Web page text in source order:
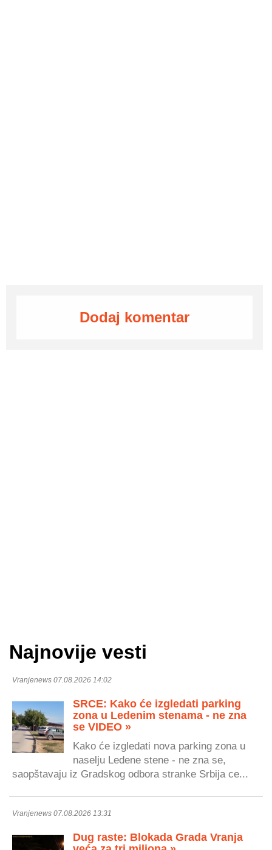
Dodaj komentar
Najnovije vesti
Vranjenews 07.08.2026 14:02
SRCE: Kako će izgledati parking
zona u Ledenim stenama - ne zna
se VIDEO »
Kako će izgledati nova parking zona u
naselju Ledene stene - ne zna se,
saopštavaju iz Gradskog odbora stranke Srbija ce...
Vranjenews 07.08.2026 13:31
Dug raste: Blokada Grada Vranja